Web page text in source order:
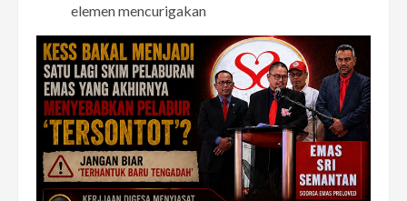
elemen mencurigakan